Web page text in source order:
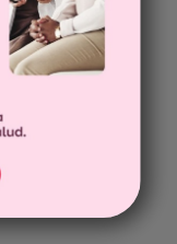
Lima).
con